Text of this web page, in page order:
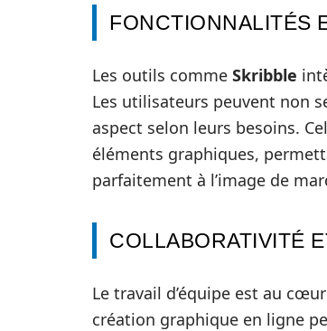
FONCTIONNALITÉS
Les outils comme Skribble
Les utilisateurs peuvent non
aspect selon leurs besoins.
éléments graphiques,
parfaitement à l’image de
COLLABORATIVITÉ
Le travail d’équipe est au
création graphique en ligne